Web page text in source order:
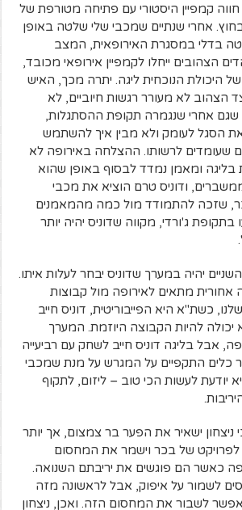
קמפיין היסטורי עם פתיחה מטורפת של
בחוץ. אחרי שנתיים שמכבי שלי שלטה באופן
בדלי במסגרת האירופאית, המצב
הצהובים ייחלו לקמפיין אירופאי מכובד,
היכולת הנוכחית ליגה. יתרה מכך, האיש
הצהוב לא מעורר רגשות חיוביים, לא
שגם אחרי שנגמרה תקופת ההסתגלות,
את הסגל לעומק ולא מבין איך להשתמש
שעומדים לרשותו. ההצלחה באירופה לא
בליגה ומאמן נמדד לבסוף באופן שהוא
ודוניס טרם הוציא את מכבי
שזכה להתמודד מול כמה מהמאמנים
ג'ורדי, מקווה שדוניס יהיה יותר
יהיה במערך שדוניס יבחר לעלות איתו.
אחורית מתאים לאירופה מול קבוצות
כשת"א היא הפייבוריטית, דוניס חייב
להיות הקבוצה היוזמת. המערך
אבל בליגה דוניס חייב לשחק עם רביעייה
כלים התקפיים על המגרש על מנת שמכבי
יודעת לעשות הכי טוב – ליזום, לתקוף
ניצחון ישאיר את הפער בר צמצום, אך יותר
לפרויקט של בכר וישמר את המחסום
כאשר הם פוגשים את יריבתם השנואה.
לשמור על איפוק, אבל לראשונה מזה
לשבור את המחסום הזה. ואכן, ניצחון